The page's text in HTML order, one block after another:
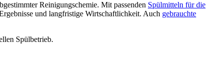
Reinigungschemie. Mit passenden Spülmitteln für die
und langfristige Wirtschaftlichkeit. Auch gebrauchte
Spülbetrieb.